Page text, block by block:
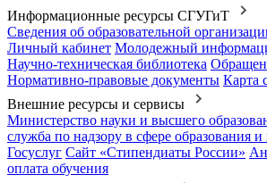
Информационные ресурсы СГУГиТ
Сведения об образовательной
Личный кабинет Молодежный
Научно-техническая библиотека
Нормативно-правовые документы Карта
Внешние ресурсы и сервисы
Министерство науки и высшего
служба по надзору в сфере образования и
Госуслуг Сайт «Стипендиаты России»
оплата обучения